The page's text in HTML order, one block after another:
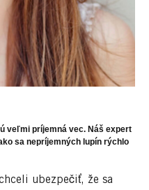
veľmi príjemná vec. Náš expert
sa nepríjemných lupín rýchlo
ubezpečiť, že sa